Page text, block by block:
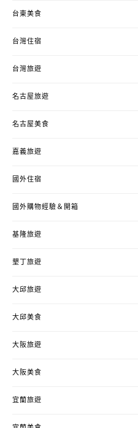
台東美食
台灣住宿
台灣旅遊
名古屋旅遊
名古屋美食
嘉義旅遊
國外住宿
國外購物經驗＆開箱
基隆旅遊
墾丁旅遊
大邱旅遊
大邱美食
大阪旅遊
大阪美食
宜蘭旅遊